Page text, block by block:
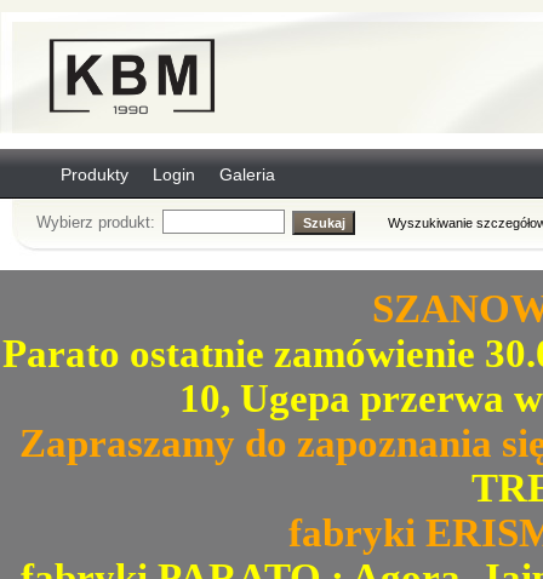
Produkty Login Galeria
Wybierz produkt: Wyszukiwanie
Parato ostatnie zamówienie
10, Ugepa przerwa
Zapraszamy do zapoznania
fabryki